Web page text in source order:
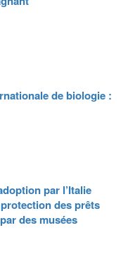
de biologie :
par l’Italie
des prêts
des musées